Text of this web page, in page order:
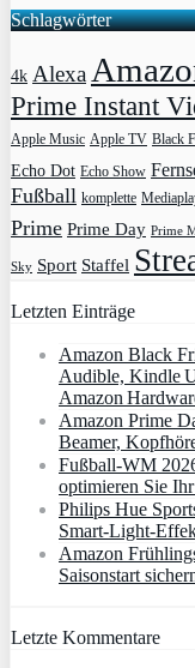
Schlagwörter
4k Alexa
Prime Instant
Apple Music Apple TV Black
Echo Dot Echo Show
Fußball komplette
Prime Prime Day Prime
Sky Sport Staffel
Letzten Einträge
Amazon Black
Audible, Kindle
Amazon
Amazon Prime
Beamer,
Fußball-WM
optimieren Sie
Philips Hue
Amazon
Saisonstart
Letzte Kommentare